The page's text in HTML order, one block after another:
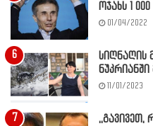
ოჯახს 1
01/04/2022
სიღნაღის
11/01/2023